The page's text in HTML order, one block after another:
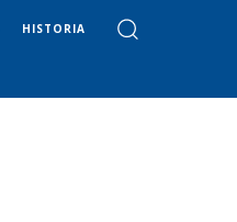
HISTORIA